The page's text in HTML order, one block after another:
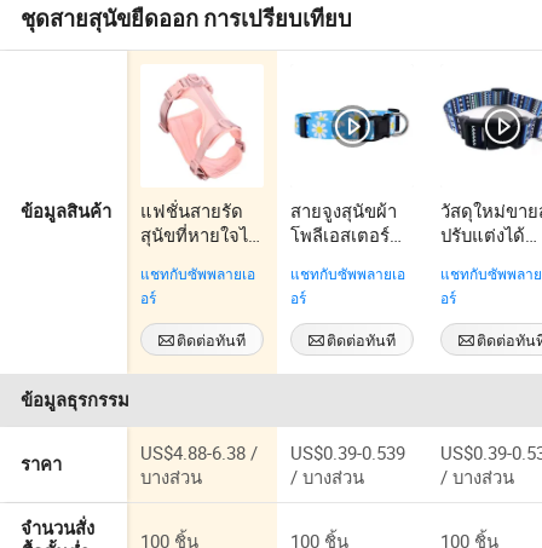
ชุดสายสุนัขยืดออก การเปรียบเทียบ
ข้อมูลสินค้า
แฟชั่นสายรัด
สุนัขที่หายใจได้
นุ่มนวล ทำจาก
นีโอพรีน ชั้น
อากาศ
แชทกับซัพพลายเอ
อร์
ติดต่อทันที
สายจูงสุนัขผ้า
โพลีเอสเตอร์
อัจฉริยะพร้อม
ปลอกคอสุนัขที่
ปรับได้
แชทกับซัพพลายเอ
อร์
ติดต่อทันที
วัสดุใหม่ขาย
ปรับแต่งได้
โพลีเอสเตอร์
ปลอกคอสัตว์
เลี้ยงหรูหรา
แชทกับซัพพลาย
อร์
ติดต่อทัน
ข้อมูลธุรกรรม
ราคา
US$4.88-6.38 /
บางส่วน
US$0.39-0.539
/ บางส่วน
US$0.39-
/ บางส่วน
จำนวนสั่ง
100 ชิ้น 100 ชิ้น 100 ชิ้น